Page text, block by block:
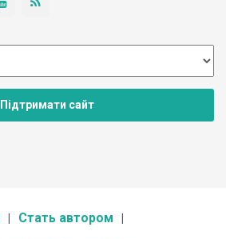
Підтримати сайт
Стать автором